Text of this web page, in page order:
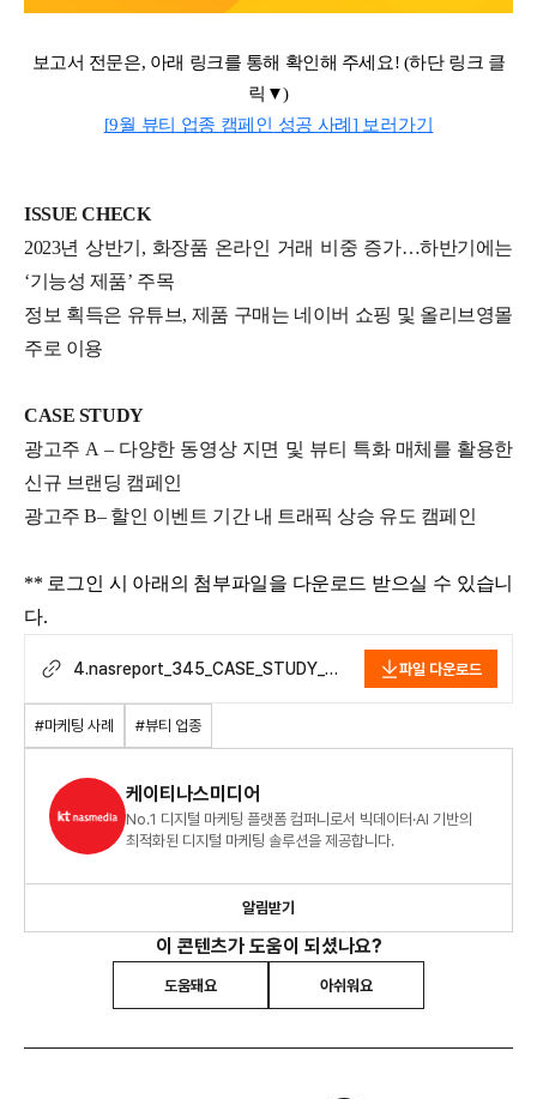
보고서 전문은, 아래 링크를 통해 확인해 주세요! (하단 링크 클
릭▼)
[9월 뷰티 업종 캠페인 성공 사례] 보러가기
ISSUE CHECK
2023년 상반기, 화장품 온라인 거래 비중 증가…하반기에는
‘기능성 제품’ 주목
정보 획득은 유튜브, 제품 구매는 네이버 쇼핑 및 올리브영몰
주로 이용
CASE STUDY
광고주 A – 다양한 동영상 지면 및 뷰티 특화 매체를 활용한
신규 브랜딩 캠페인
광고주 B– 할인 이벤트 기간 내 트래픽 상승 유도 캠페인
** 로그인 시 아래의 첨부파일을 다운로드 받으실 수 있습니
다.
4.nasreport_345_CASE_STUDY_
파일 다운로드
#마케팅 사례 #뷰티 업종
케이티나스미디어
No.1 디지털 마케팅 플랫폼 컴퍼니로서 빅데이터·AI 기반의
최적화된 디지털 마케팅 솔루션을 제공합니다.
알림받기
이 콘텐츠가 도움이 되셨나요?
도움돼요 아쉬워요